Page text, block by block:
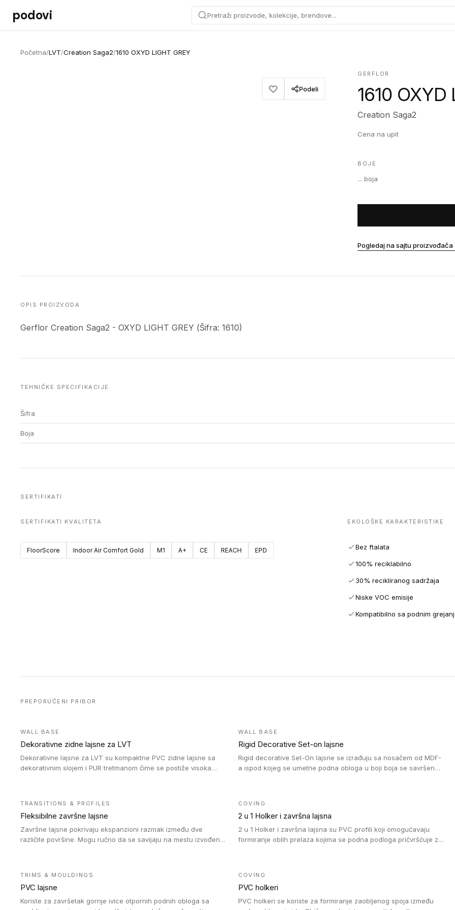
Preskoči na sadržaj
podovi Pretraži proizvode, kolekcije, brendove...
Početna/LVT/Creation Saga2/1610 OXYD LIGHT GREY
Podeli
GERFLOR
1610 OXYD
Creation Saga2
Cena na upit
BOJE
... boja
Pogledaj na sajtu proizvođača
OPIS PROIZVODA
Gerflor Creation Saga2 - OXYD LIGHT GREY (Šifra: 1610)
TEHNIČKE SPECIFIKACIJE
Šifra
Boja
SERTIFIKATI
SERTIFIKATI KVALITETA
FloorScore Indoor Air Comfort Gold M1 A+ CE REACH EPD
EKOLOŠKE KARAKTERISTIKE
Bez ftalata
100% reciklabilno
30% recikliranog sadržaja
Niske VOC emisije
Kompatibilno sa podnim
PREPORUČENI PRIBOR
WALL BASE
Dekorativne zidne lajsne za LVT
Dekorativne lajsne za LVT su kompaktne PVC zidne lajsne sa
dekorativnim slojem i PUR tretmanom čime se postiže visoka
WALL BASE
Rigid Decorative Set-on lajsne
Rigid decorative Set-On lajsne se izrađuju sa nosačem od MDF-
a ispod kojeg se umetne podna obloga u boji boja se savršeno
TRANSITIONS & PROFILES
Fleksibilne završne lajsne
Završne lajsne pokrivaju ekspanzioni razmak između dve
različite površine. Mogu ručno da se savijaju na mestu izvođenja
(kompaktni i akustički), kao i sa podnim oblogama od linoleuma.
COVING
2 u 1 Holker i završna lajsna
2 u 1 Holker i završna lajsna su PVC profili koji omogućavaju
formiranje oblih prelaza kojima se podna podloga pričvršćuje za
TRIMS & MOULDINGS
PVC lajsne
Koriste za završetak gornje ivice otpornih podnih obloga sa
COVING
PVC holkeri
PVC holkeri se koriste za formiranje zaobljenog spoja između